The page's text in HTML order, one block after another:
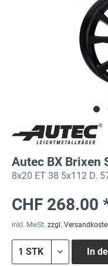
Autec BX Brixen
8x20 ET 38 5x112 D.
CHF 268.00
inkl. MwSt. zzgl.
In